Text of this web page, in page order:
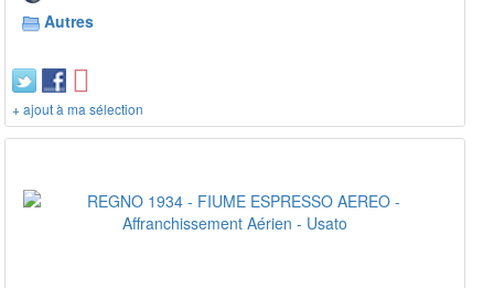
Autres
+ ajout à ma sélection